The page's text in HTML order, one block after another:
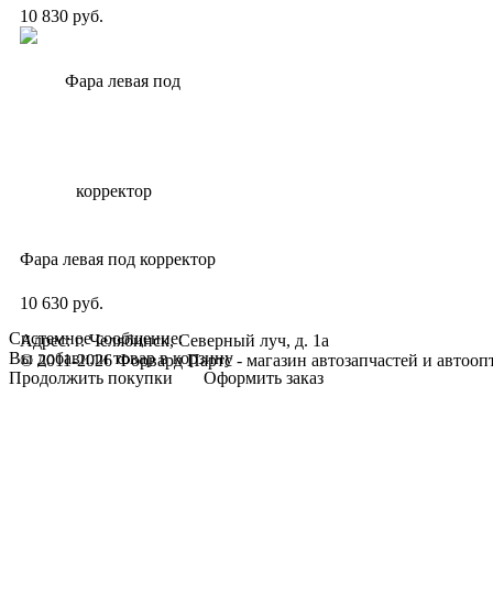
10 830 руб.
Фара левая под корректор
10 630 руб.
Адрес: г. Челябинск, Северный луч, д. 1а
© 2011-2026 Форвард Партс - магазин автозапчастей и
Системное сообщение:
Вы добавили товар в корзину
Продолжить покупки
Оформить заказ